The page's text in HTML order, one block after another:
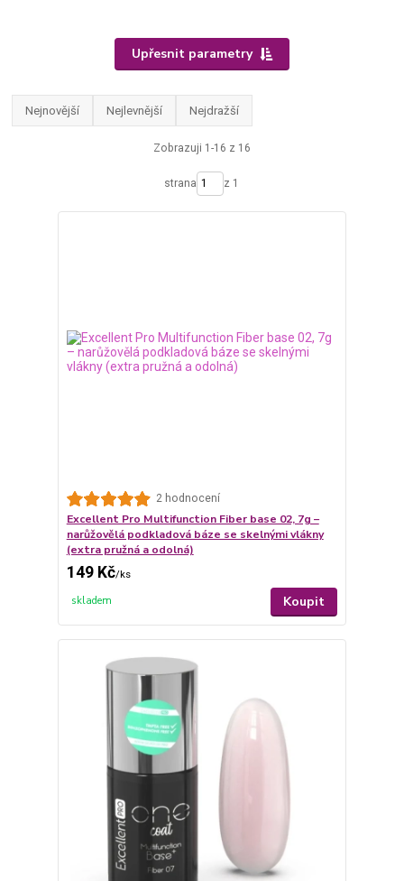
Upřesnit parametry
Nejnovější Nejlevnější Nejdražší
Zobrazuji 1-16 z 16
strana z 1
2 hodnocení
Excellent Pro Multifunction Fiber base 02, 7g –
narůžovělá podkladová báze se skelnými vlákny
(extra pružná a odolná)
149 Kč/ks
skladem Koupit